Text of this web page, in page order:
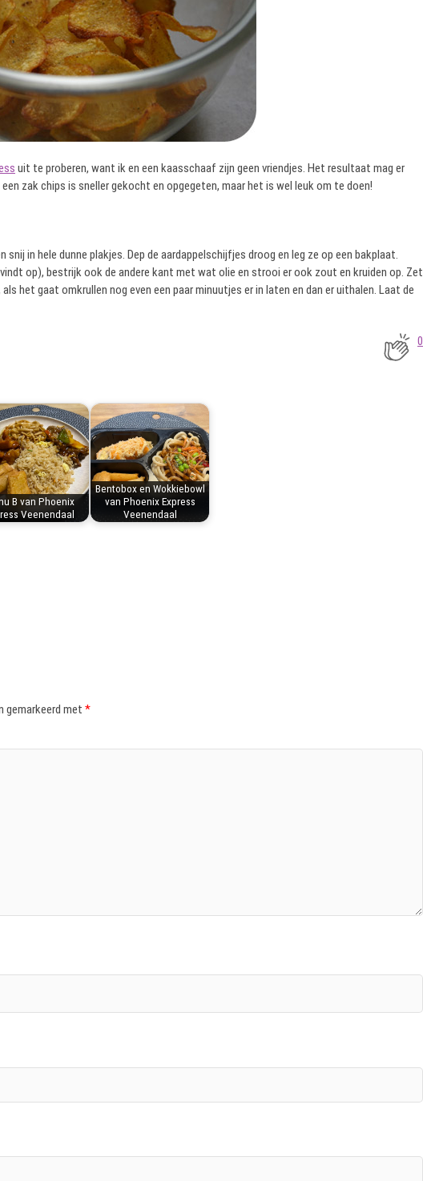
uit te proberen, want ik en een kaasschaaf zijn geen vriendjes. Het resultaat mag er
zak chips is sneller gekocht en opgegeten, maar het is wel leuk om te doen!
snij in hele dunne plakjes. Dep de aardappelschijfjes droog en leg ze op een bakplaat.
op), bestrijk ook de andere kant met wat olie en strooi er ook zout en kruiden op. Zet
het gaat omkrullen nog even een paar minuutjes er in laten en dan er uithalen. Laat de
0
B van Phoenix
Veenendaal
Bentobox en Wokkiebowl
van Phoenix Express
Veenendaal
gemarkeerd met *